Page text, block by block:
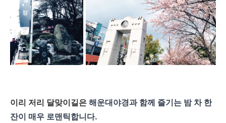
이리 저리 달맞이길은 해운대야경과 함께 즐기는 밤 차 한
잔이 매우 로맨틱합니다.